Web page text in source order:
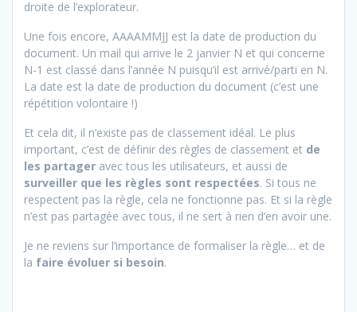
droite de l’explorateur.
Une fois encore, AAAAMMJJ est la date de production du
document. Un mail qui arrive le 2 janvier N et qui concerne
N-1 est classé dans l’année N puisqu’il est arrivé/parti en N.
La date est la date de production du document (c’est une
répétition volontaire !)
Et cela dit, il n’existe pas de classement idéal. Le plus
important, c’est de définir des règles de classement et de
les partager avec tous les utilisateurs, et aussi de
surveiller que les règles sont respectées. Si tous ne
respectent pas la règle, cela ne fonctionne pas. Et si la règle
n’est pas partagée avec tous, il ne sert à rien d’en avoir une.
Je ne reviens sur l’importance de formaliser la règle… et de
la faire évoluer si besoin.